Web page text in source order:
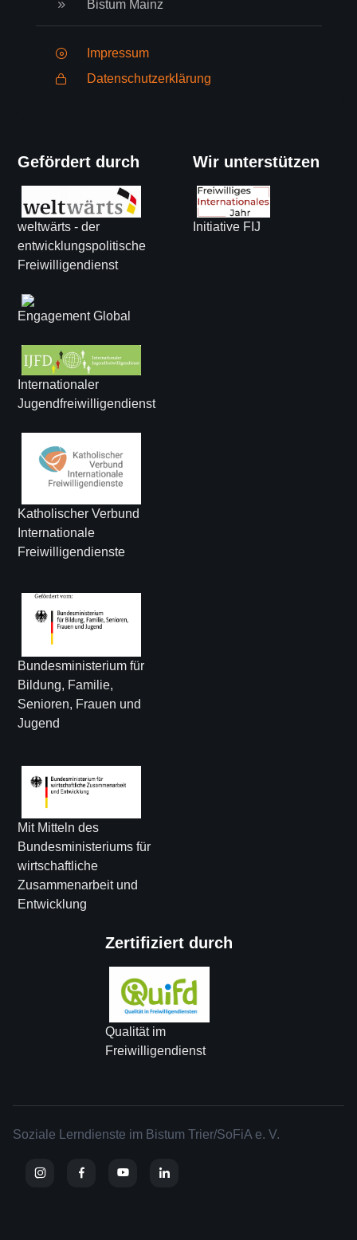
Bistum Mainz
Impressum
Datenschutzerklärung
Gefördert durch
weltwärts - der
entwicklungspolitische
Freiwilligendienst
Engagement Global
Internationaler
Jugendfreiwilligendienst
Katholischer Verbund
Internationale
Freiwilligendienste
Bundesministerium für
Bildung, Familie,
Senioren, Frauen und
Jugend
Mit Mitteln des
Bundesministeriums für
wirtschaftliche
Zusammenarbeit und
Entwicklung
Wir unterstützen
Initiative FIJ
Zertifiziert durch
Qualität im
Freiwilligendienst
Soziale Lerndienste im Bistum Trier/SoFiA e. V.